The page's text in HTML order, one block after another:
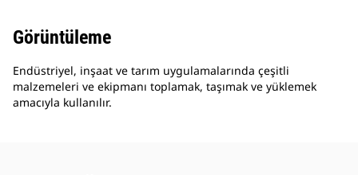
Görüntüleme
Endüstriyel, inşaat ve tarım uygulamalarında çeşitli
malzemeleri ve ekipmanı toplamak, taşımak ve yüklemek
amacıyla kullanılır.